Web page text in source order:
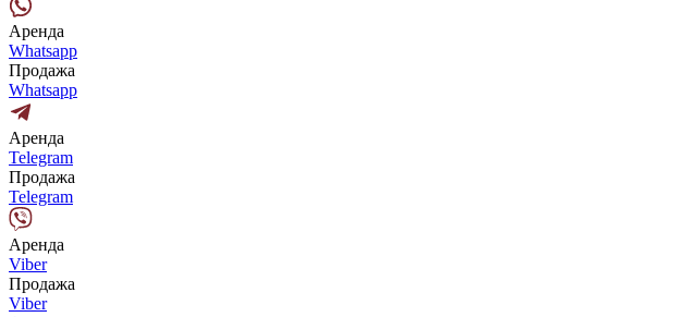
Аренда
Whatsapp
Продажа
Whatsapp
Аренда
Telegram
Продажа
Telegram
Аренда
Viber
Продажа
Viber